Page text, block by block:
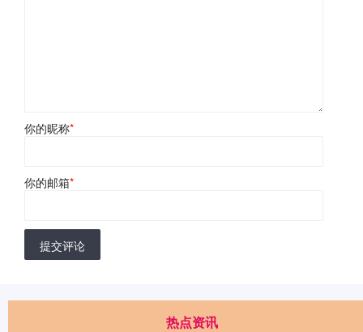
你的昵称*
你的邮箱*
提交评论
热点资讯